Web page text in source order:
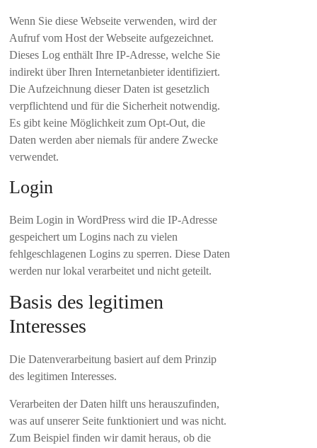
Wenn Sie diese Webseite verwenden, wird der
Aufruf vom Host der Webseite aufgezeichnet.
Dieses Log enthält Ihre IP-Adresse, welche Sie
indirekt über Ihren Internetanbieter identifiziert.
Die Aufzeichnung dieser Daten ist gesetzlich
verpflichtend und für die Sicherheit notwendig.
Es gibt keine Möglichkeit zum Opt-Out, die
Daten werden aber niemals für andere Zwecke
verwendet.
Login
Beim Login in WordPress wird die IP-Adresse
gespeichert um Logins nach zu vielen
fehlgeschlagenen Logins zu sperren. Diese Daten
werden nur lokal verarbeitet und nicht geteilt.
Basis des legitimen
Interesses
Die Datenverarbeitung basiert auf dem Prinzip
des legitimen Interesses.
Verarbeiten der Daten hilft uns herauszufinden,
was auf unserer Seite funktioniert und was nicht.
Zum Beispiel finden wir damit heraus, ob die